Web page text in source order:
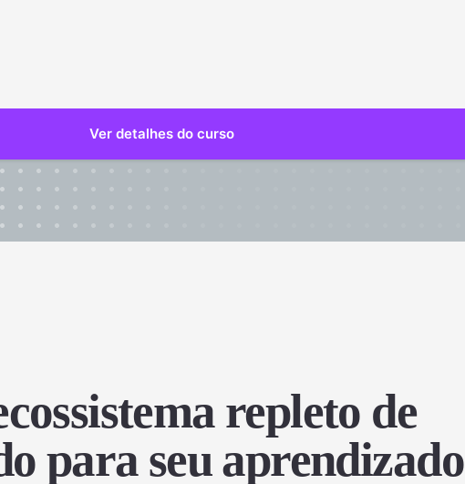
repleto de
para seu aprendizado